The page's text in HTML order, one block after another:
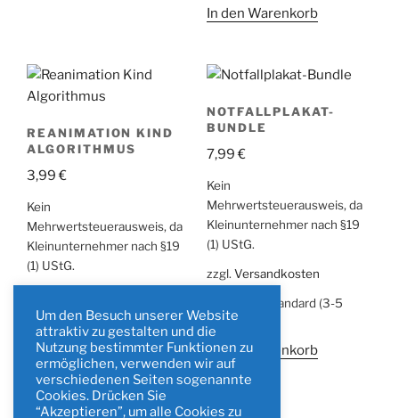
In den Warenkorb
REANIMATION KIND
ALGORITHMUS
3,99€
Kein
Mehrwertsteuerausweis, da
Kleinunternehmer nach §19
(1) UStG.
Lieferzeit: Standard (3-5
Werktage)
In den Warenkorb
NOTFALLPLAKAT-
BUNDLE
7,99€
Kein
Mehrwertsteuerausweis, da
Kleinunternehmer nach §19
(1) UStG.
zzgl. Versandkosten
Standard (3-5
Werktage)
In den Warenkorb
Um den Besuch unserer Website
attraktiv zu gestalten und die
Nutzung bestimmter Funktionen zu
ermöglichen, verwenden wir auf
verschiedenen Seiten sogenannte
Cookies. Drücken Sie
“Akzeptieren”, um alle Cookies zu